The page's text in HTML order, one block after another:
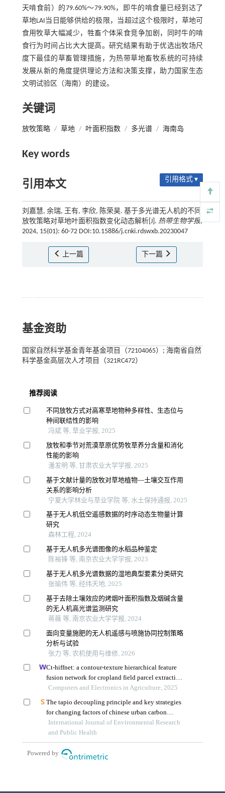
天啃食前）的79.60%～79.90%，即牛的啃食量已经到达了
草地LAI当日能够供给的极限，当超过这个极限时，草地可
食用牧草大幅减少，牲畜个体采食竞争加剧，同时牛的啃
食行为时间占比大大提高。研究结果有助于优选出牧场尺
度下最佳的草畜管理措施，为热带草地畜牧系统的可持续
发展从新的角度提供理论方法和决策支撑，助力国家生态
文明试验区（海南）的建设。
关键词
放牧策略 / 草地 / 叶面积指数 / 多光谱 / 海南岛
Key words
引用本文 引用格式 ▾
刘嘉慧, 余瑞, 王有, 李欣, 陈荣昊. 基于多光谱无人机的不同
放牧策略对草地叶面积指数变化动态解析[J]. 热带生物学报,
2024, 15(01): 60-72 DOI:10.15886/j.cnki.rdswxb.20230047
上一篇 下一篇
基金资助
国家自然科学基金青年基金项目（72104065）; 海南省自然
科学基金高层次人才项目（321RC472）